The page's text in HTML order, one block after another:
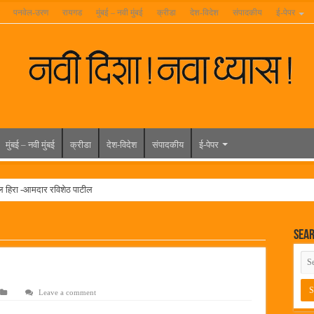
पनवेल-उरण रायगड मुंबई – नवी मुंबई क्रीडा देश-विदेश संपादकीय ई-पेपर
मुंबई – नवी मुंबई क्रीडा देश-विदेश संपादकीय ई-पेपर
-आमदार रविशेठ पाटील
मुख्य प्रशासकीय कार्यालयासह भव्य मूट कोर्टचे बुधवारी उद्घाटन
Leave a comment